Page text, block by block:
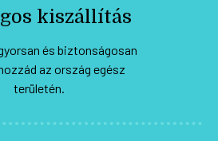
kiszállítás
és biztonságosan
az ország egész
területén.